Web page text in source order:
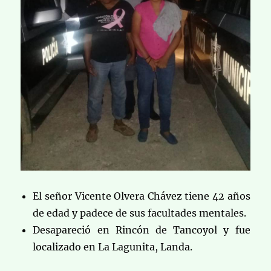
El señor Vicente Olvera Chávez tiene 42 años
de edad y padece de sus facultades mentales.
Desapareció en Rincón de Tancoyol y fue
localizado en La Lagunita, Landa.